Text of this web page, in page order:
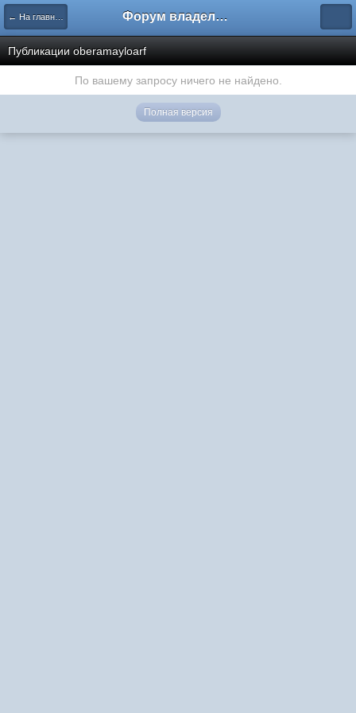
← На главную Форум владельцев интернет-магазинов
Публикации oberamayloarf
По вашему запросу ничего не найдено.
Полная версия